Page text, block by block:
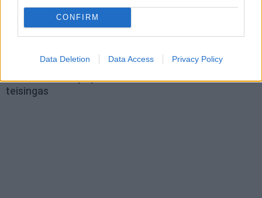
CONFIRM
Data Deletion Data Access Privacy Policy
Laisvalaikis
Ši užduotis atrodo
du degtukus, kad
skaičiavimas taptų
teisingas
Rugpjūčio 8-ąją vardo